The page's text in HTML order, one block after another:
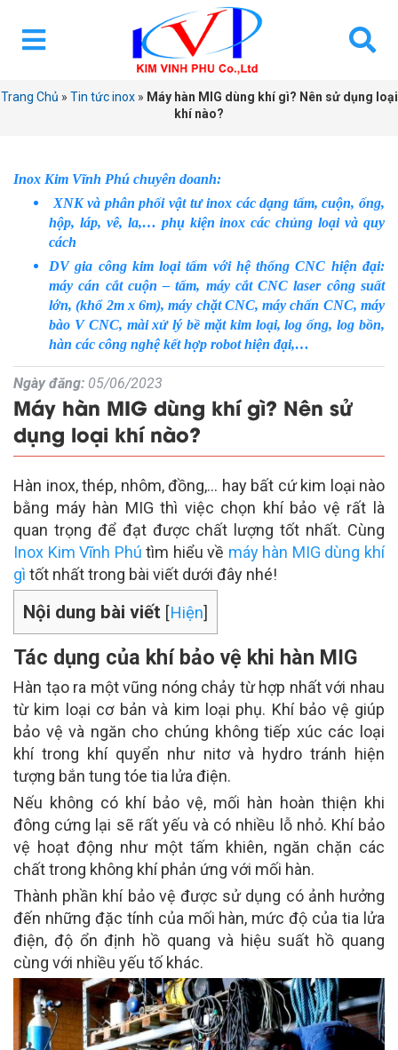
Trang Chủ » Tin tức inox» Máy hàn MIG dùng khí gì? Nên sử dụng loại
khí nào?
Inox Kim Vĩnh Phú chuyên doanh:
XNK và phân phối vật tư inox các dạng tấm, cuộn, ống,
hộp, láp, vê, la,… phụ kiện inox các chủng loại và quy
cách
DV gia công kim loại tấm với hệ thống CNC hiện đại:
máy cán cắt cuộn – tấm, máy cắt CNC laser công suất
lớn, (khổ 2m x 6m), máy chặt CNC, máy chấn CNC, máy
bào V CNC, mài xử lý bề mặt kim loại, log ống, log bồn,
hàn các công nghệ kết hợp robot hiện đại,…
Ngày đăng: 05/06/2023
Máy hàn MIG dùng khí gì? Nên sử
dụng loại khí nào?
Hàn inox, thép, nhôm, đồng,… hay bất cứ kim loại nào
bằng máy hàn MIG thì việc chọn khí bảo vệ rất là
quan trọng để đạt được chất lượng tốt nhất. Cùng
Inox Kim Vĩnh Phú tìm hiểu về máy hàn MIG dùng khí
gì tốt nhất trong bài viết dưới đây nhé!
Nội dung bài viết [Hiện]
Tác dụng của khí bảo vệ khi hàn MIG
Hàn tạo ra một vũng nóng chảy từ hợp nhất với nhau
từ kim loại cơ bản và kim loại phụ. Khí bảo vệ giúp
bảo vệ và ngăn cho chúng không tiếp xúc các loại
khí trong khí quyển như nitơ và hydro tránh hiện
tượng bắn tung tóe tia lửa điện.
Nếu không có khí bảo vệ, mối hàn hoàn thiện khi
đông cứng lại sẽ rất yếu và có nhiều lỗ nhỏ. Khí bảo
vệ hoạt động như một tấm khiên, ngăn chặn các
chất trong không khí phản ứng với mối hàn.
Thành phần khí bảo vệ được sử dụng có ảnh hưởng
đến những đặc tính của mối hàn, mức độ của tia lửa
điện, độ ổn định hồ quang và hiệu suất hồ quang
cùng với nhiều yếu tố khác.